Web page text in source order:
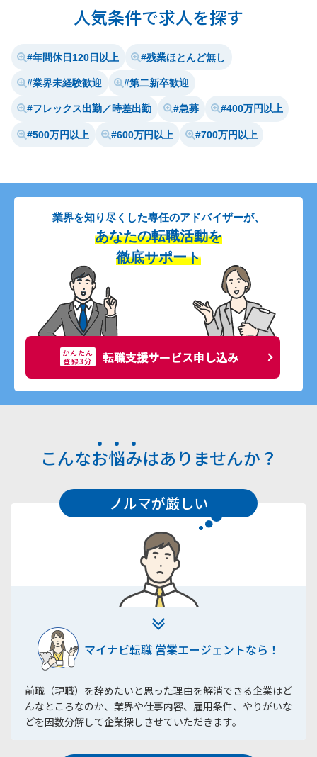
っかり向き合い、提案から改善まで一連のプロセスを自ら動
かすことができます。チームは若手が中心で、意欲のある方
分の提案が成果に直結するため、手応えを感じながら主体的
に取り組める環境です。
人気条件で求人を探す
年間休日120日以上 残業ほとんど無し
業界未経験歓迎 第二新卒歓迎
フレックス出勤／時差出勤 急募 400万円以上
500万円以上 600万円以上 700万円以上
業界を知り尽くした専任のアドバイザーが、
あなたの転職活動を
徹底サポート
かんたん
登録3分
転職支援サービス申し込み
こんなお悩みはありませんか？
ノルマが厳しい
マイナビ転職 営業エージェントなら！
前職（現職）を辞めたいと思った理由を解消できる企業はど
んなところなのか、業界や仕事内容、雇用条件、やりがいな
どを因数分解して企業探しさせていただきます。